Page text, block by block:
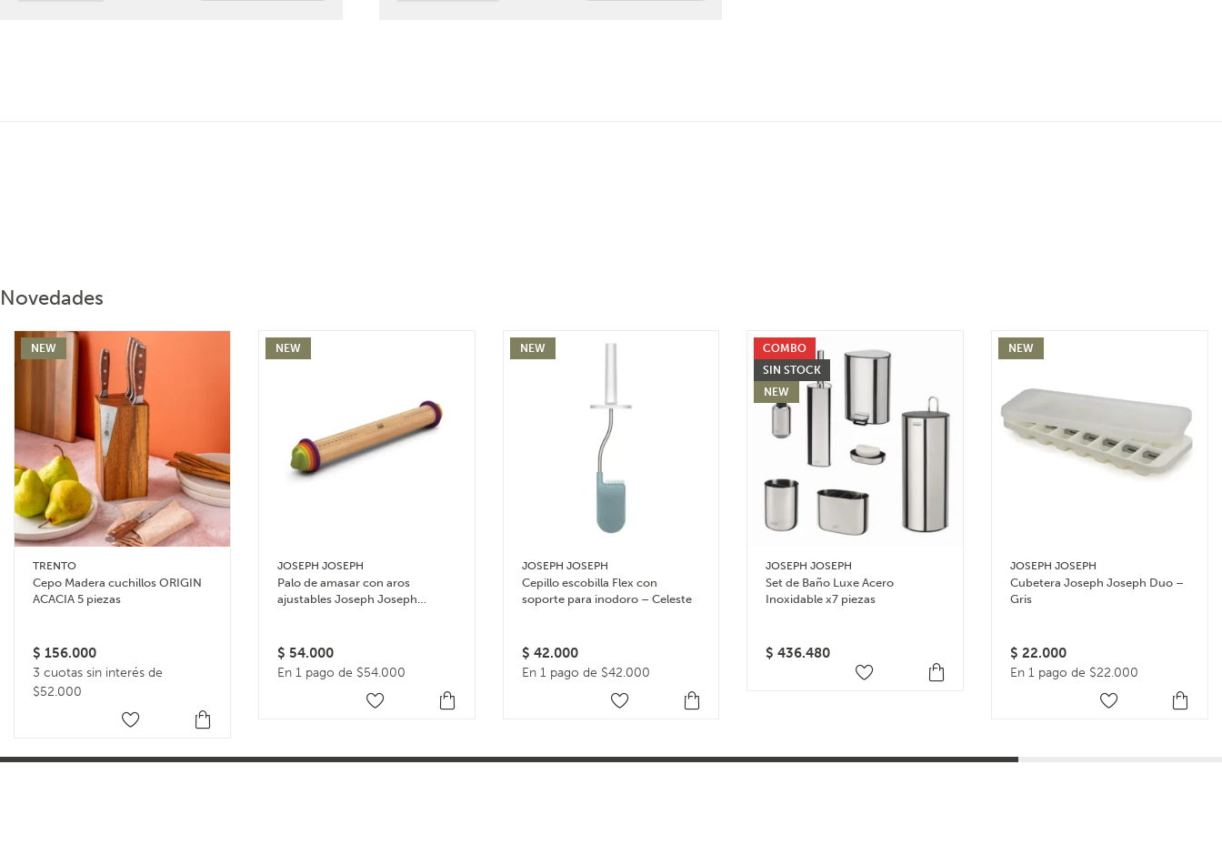
Novedades
NEW
TRENTO
Cepo Madera cuchillos ORIGIN
ACACIA 5 piezas
$ 156.000
3 cuotas sin interés de
$52.000
NEW
JOSEPH JOSEPH
Palo de amasar con aros
ajustables Joseph Joseph
$ 54.000
En 1 pago de $54.000
NEW
JOSEPH JOSEPH
Cepillo escobilla Flex con
soporte para inodoro – Celeste
$ 42.000
En 1 pago de $42.000
COMBO
SIN STOCK
NEW
JOSEPH JOSEPH
Set de Baño Luxe Acero
Inoxidable x7 piezas
$ 436.480
NEW
JOSEPH JOSEPH
Cubetera Joseph Joseph Duo –
Gris
$ 22.000
En 1 pago de $22.000